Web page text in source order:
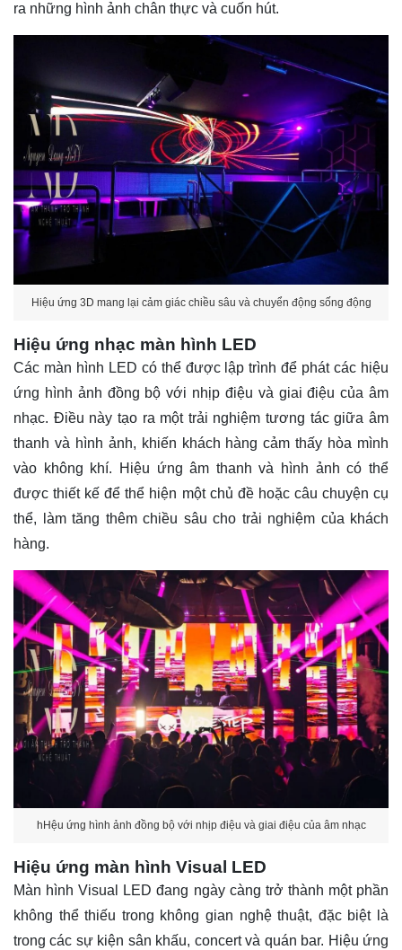
ra những hình ảnh chân thực và cuốn hút.
Hiệu ứng 3D mang lại cảm giác chiều sâu và chuyển động sống động
Hiệu ứng nhạc màn hình LED
Các màn hình LED có thể được lập trình để phát các hiệu
ứng hình ảnh đồng bộ với nhịp điệu và giai điệu của âm
nhạc. Điều này tạo ra một trải nghiệm tương tác giữa âm
thanh và hình ảnh, khiến khách hàng cảm thấy hòa mình
vào không khí. Hiệu ứng âm thanh và hình ảnh có thể
được thiết kế để thể hiện một chủ đề hoặc câu chuyện cụ
thể, làm tăng thêm chiều sâu cho trải nghiệm của khách
hàng.
hHệu ứng hình ảnh đồng bộ với nhịp điệu và giai điệu của âm nhạc
Hiệu ứng màn hình Visual LED
Màn hình Visual LED đang ngày càng trở thành một phần
không thể thiếu trong không gian nghệ thuật, đặc biệt là
trong các sự kiện sân khấu, concert và quán bar. Hiệu ứng